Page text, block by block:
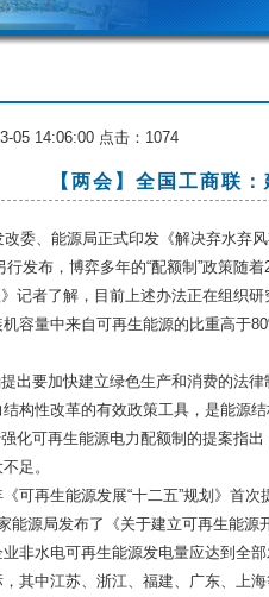
05 14:06:00 点击： 1074
【两会】全国工商联
、能源局正式印发《解决弃水弃风
行发布，博弈多年的“配额制”政策随
记者了解，目前上述办法正在组织
容量中来自可再生能源的比重高于
出要加快建立绿色生产和消费的法
构性改革的有效政策工具，是能源结
化可再生能源电力配额制的提案指
足。
可再生能源发展“十二五”规划》首
能源局发布了《关于建立可再生能
非水电可再生能源发电量应达到全
其中江苏、浙江、福建、广东、上